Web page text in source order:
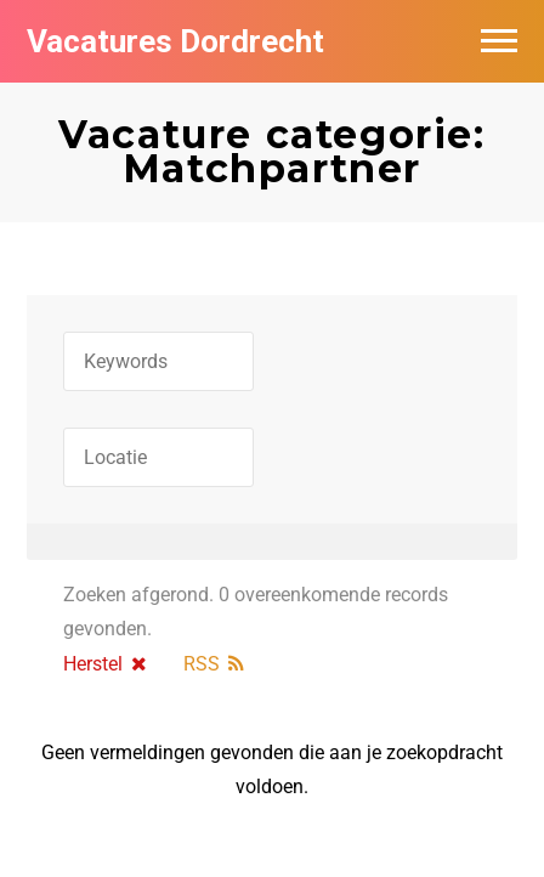
Vacatures Dordrecht
Vacature categorie:
Matchpartner
Zoeken afgerond. 0 overeenkomende records
gevonden.
Herstel
RSS
Geen vermeldingen gevonden die aan je zoekopdracht
voldoen.
Vacatures per bedrijf
De populairste vacatures in Dordrecht